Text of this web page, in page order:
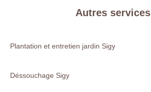
Autres services
Plantation et entretien jardin Sigy
Déssouchage Sigy